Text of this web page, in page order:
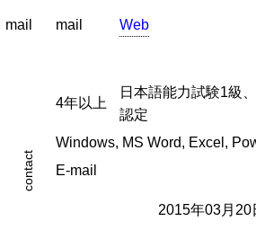
mail mail Web
4年以上
日本語能力試験1級
認定
Windows, MS Word, Excel,
contact E-mail
2015年03月20